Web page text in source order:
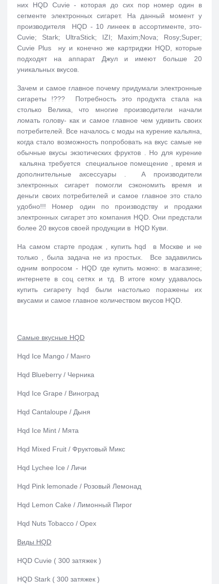
них HQD Cuvie - которая до сих пор номер один в
сегменте электронных сигарет. На данный момент у
производителя HQD - 10 линеек в ассортименте, это-
Cuvie; Stark; UltraStick; IZI; Maxim;Nova; Rosy;Super;
Cuvie Plus ну и конечно же картриджи HQD, которые
подходят на аппарат Джул и имеют больше 20
уникальных вкусов.
Зачем и самое главное почему придумали электронные
сигареты !??? Потребность это продукта стала на
столько Велика, что многие производители начали
ломать голову- как и самое главное чем удивить своих
потребителей. Все началось с моды на курение кальяна,
когда стало возможность попробовать на вкус самые не
обычные вкусы экзотических фруктов . Но для курение
кальяна требуется специальное помещение , время и
дополнительные аксессуары . А производители
электронных сигарет помогли сэкономить время и
деньги своих потребителей и самое главное это стало
удобно!!! Номер один по производству и продажи
электронных сигарет это компания HQD. Они предстали
более 20 вкусов своей продукции в HQD Куви.
На самом старте продаж , купить hqd в Москве и не
только , была задача не из простых. Все задавились
одним вопросом - HQD где купить можно: в магазине;
интернете в соц сетях и тд. В итоге кому удавалось
купить сигарету hqd были настолько поражены их
вкусами и самое главное количеством вкусов HQD.
Самые вкусные HQD
Hqd Ice Mango / Манго
Hqd Blueberry / Черника
Hqd Ice Grape / Виноград
Hqd Cantaloupe / Дыня
Hqd Ice Mint / Мята
Hqd Mixed Fruit / Фруктовый Микс
Hqd Lychee Ice / Личи
Hqd Pink lemonade / Розовый Лемонад
Hqd Lemon Cake / Лимонный Пирог
Hqd Nuts Tobacco / Орех
Виды HQD
HQD Cuvie ( 300 затяжек )
HQD Stark ( 300 затяжек )